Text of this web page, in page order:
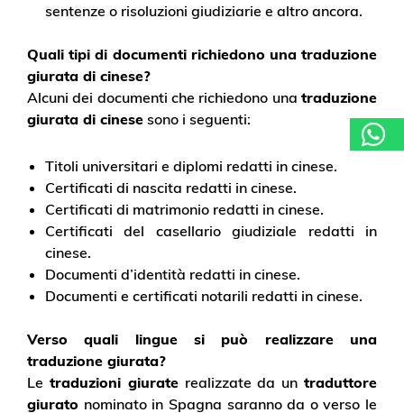
sentenze o risoluzioni giudiziarie e altro ancora.
Quali tipi di documenti richiedono una traduzione
giurata di cinese?
Alcuni dei documenti che richiedono una traduzione
giurata di cinese sono i seguenti:
Titoli universitari e diplomi redatti in cinese.
Certificati di nascita redatti in cinese.
Certificati di matrimonio redatti in cinese.
Certificati del casellario giudiziale redatti in
cinese.
Documenti d’identità redatti in cinese.
Documenti e certificati notarili redatti in cinese.
Verso quali lingue si può realizzare una
traduzione giurata?
Le traduzioni giuraterealizzate da untraduttore
giurato nominato in Spagna saranno da o verso le